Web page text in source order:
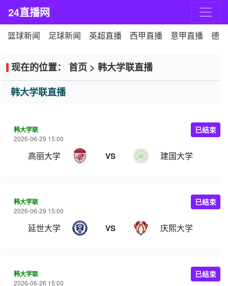
24直播网
篮球新闻 足球新闻 英超直播 西甲直播 意甲直播 德
现在的位置： 首页 > 韩大学联直播
韩大学联直播
韩大学联
2026-06-29 15:00
高丽大学 VS 建国大学
已结束
韩大学联
2026-06-29 15:00
延世大学 VS 庆熙大学
已结束
韩大学联
2026-06-26 15:00
已结束